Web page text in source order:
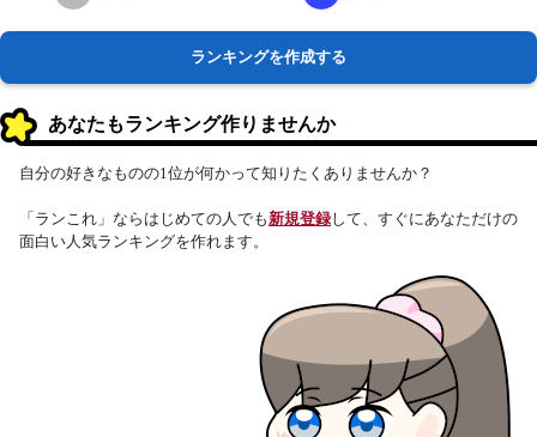
ランキングを作成する
あなたもランキング作りませんか
自分の好きなものの1位が何かって知りたくありませんか？
「ランこれ」ならはじめての人でも新規登録して、すぐにあなただけの
面白い人気ランキングを作れます。